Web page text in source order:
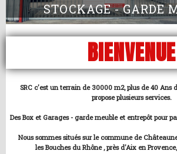
STOCKAGE - GARDE
BIENVENUE
SRC c'est un terrain de 30000 m2, plus de 40 Ans
propose plusieurs services.
Des Box et Garages - garde meuble et entrepôt pour
Nous sommes situés sur le commune de
les Bouches du Rhône , près d'Aix en